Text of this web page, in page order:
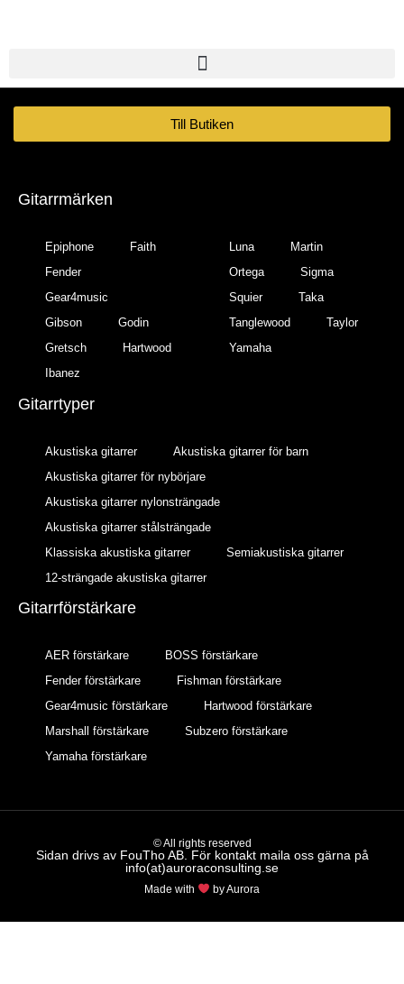
Till Butiken
Gitarrmärken
Epiphone
Faith
Fender
Gear4music
Gibson
Godin
Gretsch
Hartwood
Ibanez
Luna
Martin
Ortega
Sigma
Squier
Taka
Tanglewood
Taylor
Yamaha
Gitarrtyper
Akustiska gitarrer
Akustiska gitarrer för barn
Akustiska gitarrer för nybörjare
Akustiska gitarrer nylonsträngade
Akustiska gitarrer stålsträngade
Klassiska akustiska gitarrer
Semiakustiska gitarrer
12-strängade akustiska gitarrer
Gitarrförstärkare
AER förstärkare
BOSS förstärkare
Fender förstärkare
Fishman förstärkare
Gear4music förstärkare
Hartwood förstärkare
Marshall förstärkare
Subzero förstärkare
Yamaha förstärkare
© All rights reserved
Sidan drivs av FouTho AB. För kontakt maila oss gärna på
info(at)auroraconsulting.se
Made with by Aurora